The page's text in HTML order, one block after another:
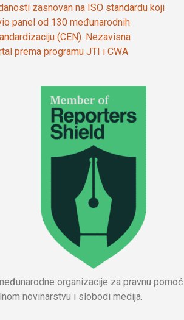
zasnovan na ISO standardu koji
panel od 130 međunarodnih
(CEN). Nezavisna
prema programu JTI i CWA
organizacije za pravnu pomoć
novinarstvu i slobodi medija.